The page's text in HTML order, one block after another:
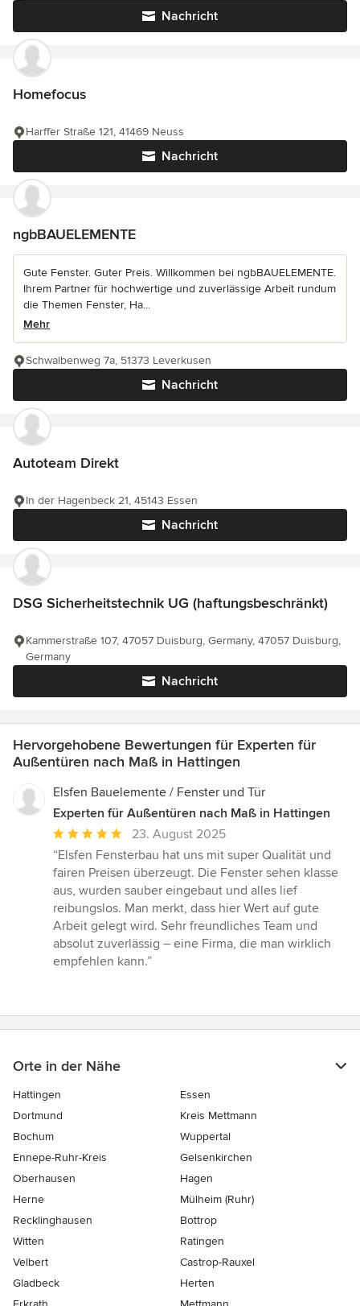
Nachricht
Homefocus
Nachricht
Harffer Straße 121, 41469 Neuss
ngbBAUELEMENTE
Gute Fenster. Guter Preis. Willkommen bei ngbBAUELEMENTE.
Ihrem Partner für hochwertige und zuverlässige Arbeit rundum
die Themen Fenster, Ha...
Mehr
Nachricht
Schwalbenweg 7a, 51373 Leverkusen
Autoteam Direkt
Nachricht
In der Hagenbeck 21, 45143 Essen
DSG Sicherheitstechnik UG (haftungsbeschränkt)
Nachricht
Kammerstraße 107, 47057 Duisburg, Germany, 47057 Duisburg,
Germany
Hervorgehobene Bewertungen für Experten für
Außentüren nach Maß in Hattingen
Elsfen Bauelemente / Fenster und Tür
Experten für Außentüren nach Maß in Hattingen
Durchschnittliche
Bewertung:
5
von
5
Sternen
23. August 2025
“Elsfen Fensterbau hat uns mit super Qualität und
fairen Preisen überzeugt. Die Fenster sehen klasse
aus, wurden sauber eingebaut und alles lief
reibungslos. Man merkt, dass hier Wert auf gute
Arbeit gelegt wird. Sehr freundliches Team und
absolut zuverlässig – eine Firma, die man wirklich
empfehlen kann.”
Orte in der Nähe
Hattingen
Essen
Dortmund
Kreis Mettmann
Bochum
Wuppertal
Ennepe-Ruhr-Kreis
Gelsenkirchen
Oberhausen
Hagen
Herne
Mülheim (Ruhr)
Recklinghausen
Bottrop
Witten
Ratingen
Velbert
Castrop-Rauxel
Gladbeck
Herten